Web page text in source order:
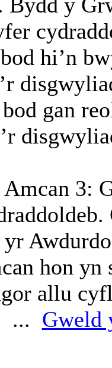
hi’n
gan
3:
hon
allu
... Gweld